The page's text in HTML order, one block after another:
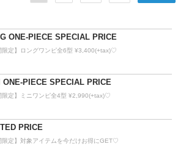
ONE-PIECE SPECIAL PRICE
限定】ロングワンピ全6型 ¥3,400(+tax)♡
ONE-PIECE SPECIAL PRICE
限定】ミニワンピ全4型 ¥2,990(+tax)♡
PRICE
限定】対象アイテムを今だけお得にGET♡